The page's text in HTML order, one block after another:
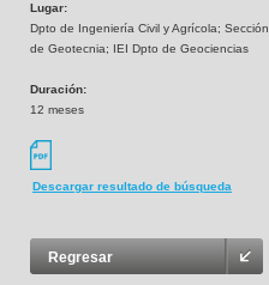
Lugar:
Dpto de Ingeniería Civil y Agrícola; Sección
de Geotecnia; IEI Dpto de Geociencias
Duración:
12 meses
Descargar resultado de búsqueda
Regresar